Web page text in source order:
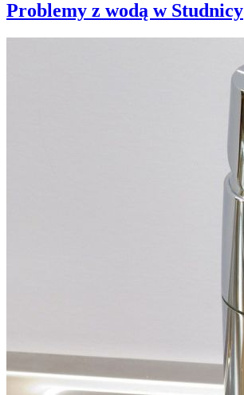
Problemy z wodą w Studnicy